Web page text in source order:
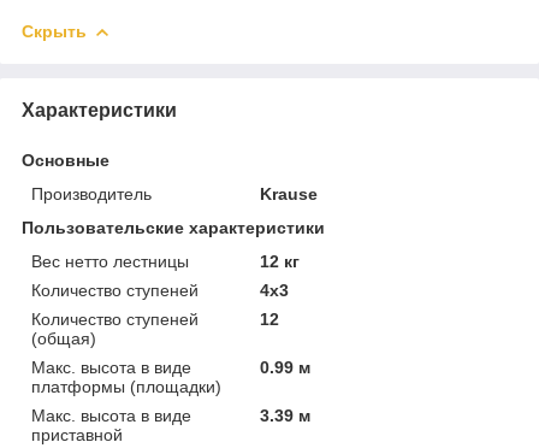
Скрыть
Характеристики
Основные
Производитель
Krause
Пользовательские характеристики
Вес нетто лестницы
12 кг
Количество ступеней
4х3
Количество ступеней
(общая)
12
Макс. высота в виде
платформы (площадки)
0.99 м
Макс. высота в виде
приставной
3.39 м